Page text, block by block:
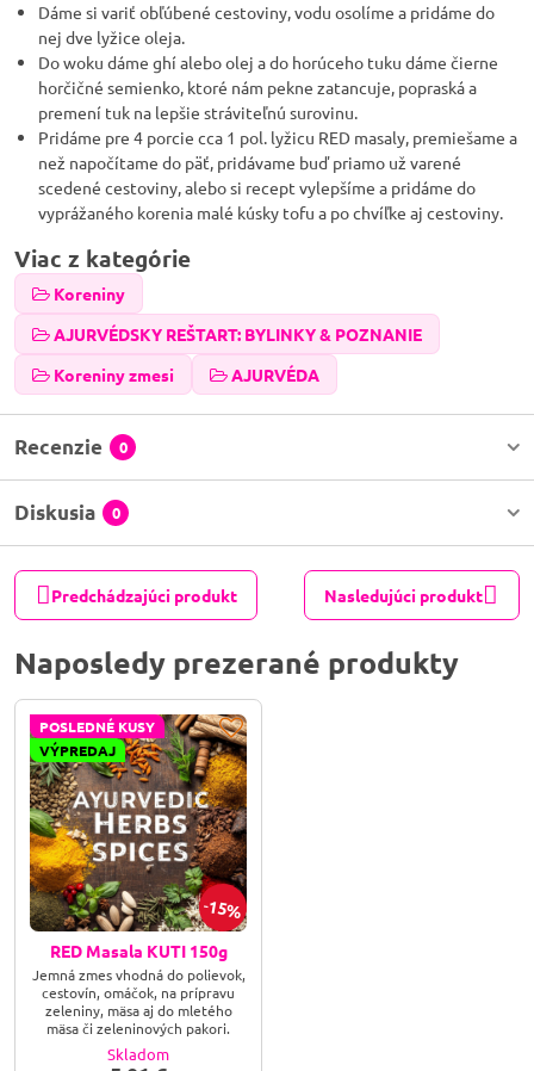
Dáme si variť obľúbené cestoviny, vodu osolíme a pridáme do
nej dve lyžice oleja.
Do woku dáme ghí alebo olej a do horúceho tuku dáme čierne
horčičné semienko, ktoré nám pekne zatancuje, popraská a
premení tuk na lepšie stráviteľnú surovinu.
Pridáme pre 4 porcie cca 1 pol. lyžicu RED masaly, premiešame a
než napočítame do päť, pridávame buď priamo už varené
scedené cestoviny, alebo si recept vylepšíme a pridáme do
vyprážaného korenia malé kúsky tofu a po chvíľke aj cestoviny.
Viac z kategórie
Koreniny
AJURVÉDSKY REŠTART: BYLINKY & POZNANIE
Koreniny zmesi
AJURVÉDA
Recenzie 0
Diskusia 0
Predchádzajúci produkt Nasledujúci produkt
Naposledy prezerané produkty
15%
POSLEDNÉ KUSY
VÝPREDAJ
RED Masala KUTI 150g
Jemná zmes vhodná do polievok,
cestovín, omáčok, na prípravu
zeleniny, mäsa aj do mletého
mäsa či zeleninových pakori.
Skladom